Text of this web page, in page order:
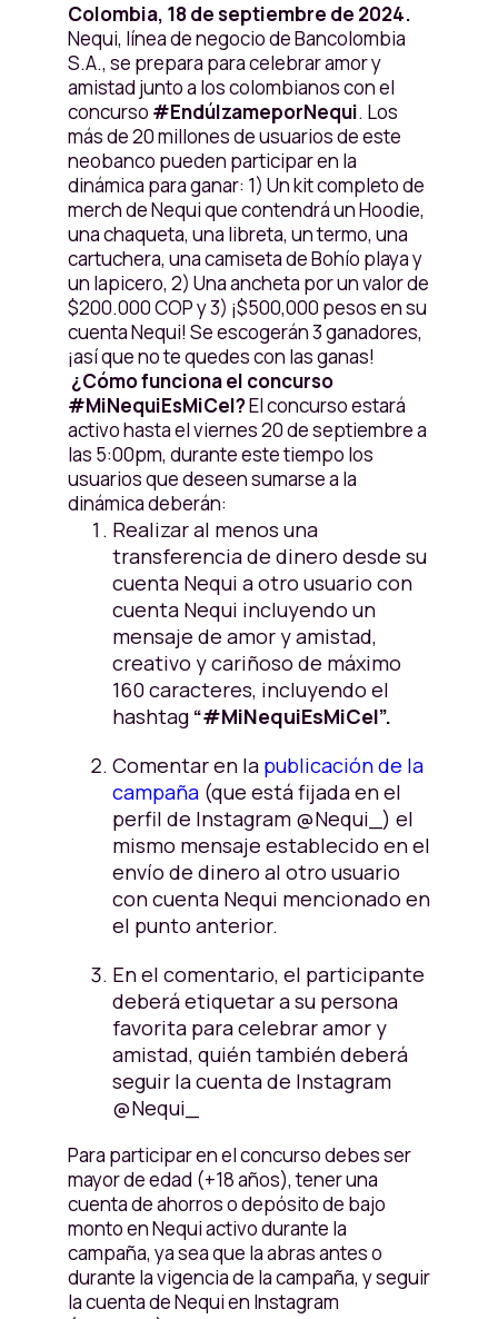
Colombia, 18 de septiembre de 2024.
Nequi, línea de negocio de Bancolombia
S.A., se prepara para celebrar amor y
amistad junto a los colombianos con el
concurso #EndúlzameporNequi. Los
más de 20 millones de usuarios de este
neobanco pueden participar en la
dinámica para ganar: 1) Un kit completo de
merch de Nequi que contendrá un Hoodie,
una chaqueta, una libreta, un termo, una
cartuchera, una camiseta de Bohío playa y
un lapicero, 2) Una ancheta por un valor de
$200.000 COP y 3) ¡$500,000 pesos en su
cuenta Nequi! Se escogerán 3 ganadores,
¡así que no te quedes con las ganas!
¿Cómo funciona el concurso
#MiNequiEsMiCel?El concurso estará
activo hasta el viernes 20 de septiembre a
las 5:00pm, durante este tiempo los
usuarios que deseen sumarse a la
dinámica deberán:
Realizar al menos una
transferencia de dinero desde su
cuenta Nequi a otro usuario con
cuenta Nequi incluyendo un
mensaje de amor y amistad,
creativo y cariñoso de máximo
160 caracteres, incluyendo el
hashtag “#MiNequiEsMiCel”.
Comentar en la publicación de la
campaña(que está fijada en el
perfil de Instagram @Nequi_) el
mismo mensaje establecido en el
envío de dinero al otro usuario
con cuenta Nequi mencionado en
el punto anterior.
En el comentario, el participante
deberá etiquetar a su persona
favorita para celebrar amor y
amistad, quién también deberá
seguir la cuenta de Instagram
@Nequi_
Para participar en el concurso debes ser
mayor de edad (+18 años), tener una
cuenta de ahorros o depósito de bajo
monto en Nequi activo durante la
campaña, ya sea que la abras antes o
durante la vigencia de la campaña, y seguir
la cuenta de Nequi en Instagram